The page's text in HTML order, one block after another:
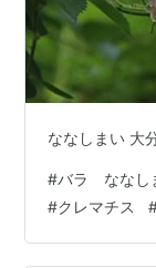
ななしまい 大
#バラ ななし
#クレマチス